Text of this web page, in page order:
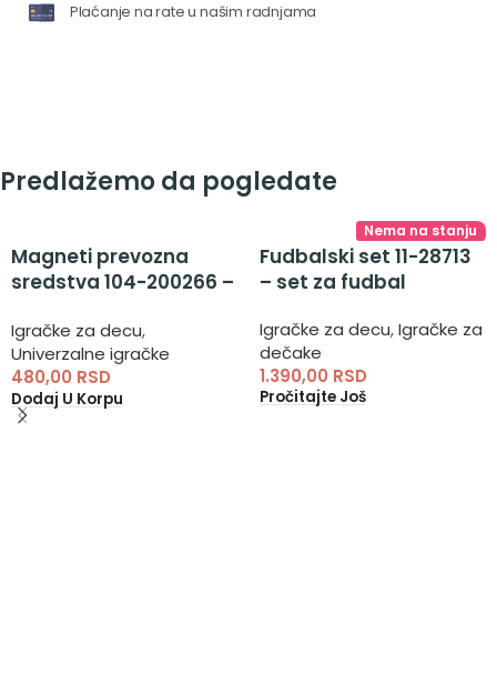
Plaćanje na rate u našim radnjama
Predlažemo da pogledate
Magneti prevozna
sredstva 104-200266 –
Igračke za decu,
Univerzalne igračke
480,00 RSD
Dodaj U Korpu
Nema na stanju
Fudbalski set 11-28713
– set za fudbal
Igračke za decu,Igračke za
dečake
1.390,00 RSD
Pročitajte Još